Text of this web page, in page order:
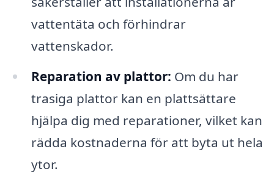
vattentäta och förhindrar
vattenskador.
Reparation av plattor: Om du har
trasiga plattor kan en plattsättare
hjälpa dig med reparationer, vilket kan
rädda kostnaderna för att byta ut hela
ytor.